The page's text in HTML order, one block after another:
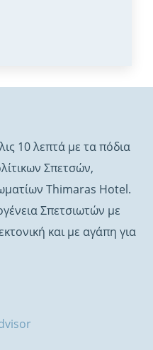
10 λεπτά με τα πόδια
Σπετσών,
Thimaras Hotel.
Σπετσιωτών με
και με αγάπη για